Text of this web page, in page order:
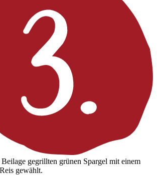
gegrillten grünen Spargel mit einem
gewählt.